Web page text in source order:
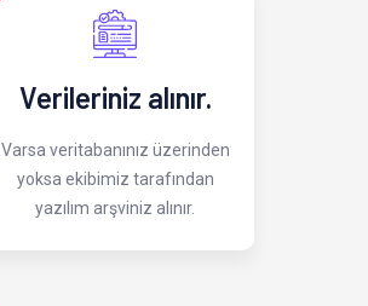
Verileriniz alınır.
Varsa veritabanınız üzerinden
yoksa ekibimiz tarafından
yazılım arşviniz alınır.